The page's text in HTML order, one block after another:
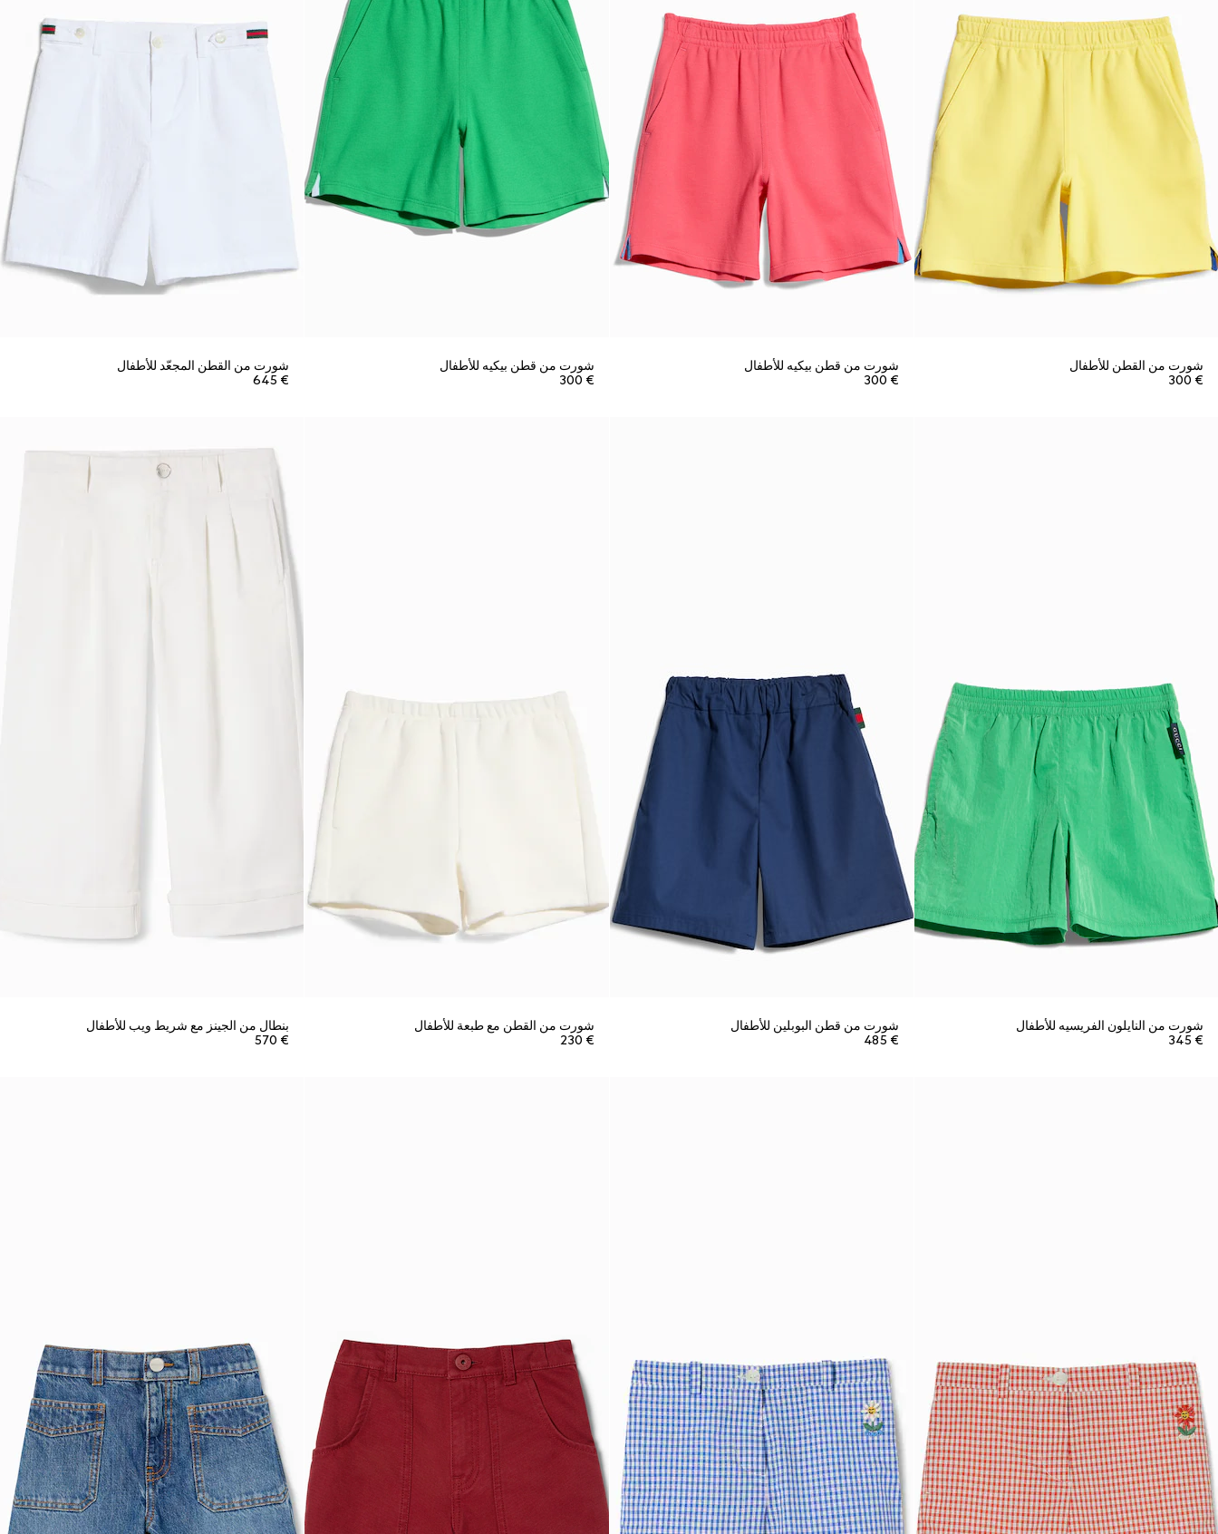
شورت من القطن للأطفال
€ 300
شورت من قطن بيكيه للأطفال
€ 300
شورت من قطن بيكيه للأطفال
€ 300
شورت من القطن المجعّد للأطفال
€ 645
شورت من النايلون الفريسيه للأطفال
€ 345
شورت من قطن البوبلين للأطفال
€ 485
شورت من القطن مع طبعة للأطفال
€ 230
بنطال من الجينز مع شريط ويب للأطفال
€ 570